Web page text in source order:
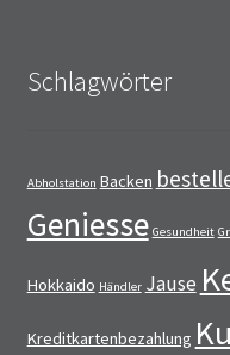
Schlagwörter
Abholstation Backen
Geniesse Gesundheit
Hokkaido Händler Jause
Kreditkartenbezahlung